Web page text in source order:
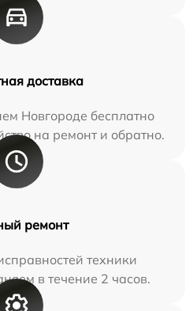
доставка
Новгороде бесплатно
на ремонт и обратно.
ремонт
техники
в течение 2 часов.